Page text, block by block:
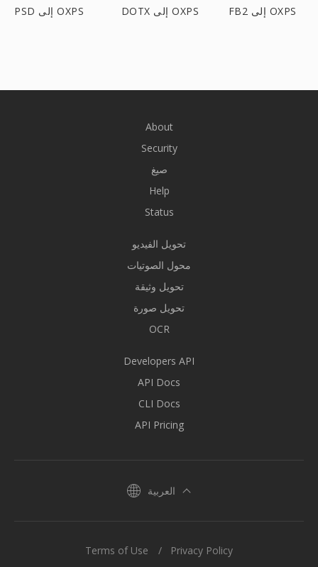
PSD إلى OXPS DOTX إلى OXPS FB2 إلى OXPS
About
Security
صيغ
Help
Status
تحويل الفيديو
محول الصوتيات
تحويل وثيقة
تحويل صورة
OCR
Developers API
API Docs
CLI Docs
API Pricing
العربية
Terms of Use Privacy Policy